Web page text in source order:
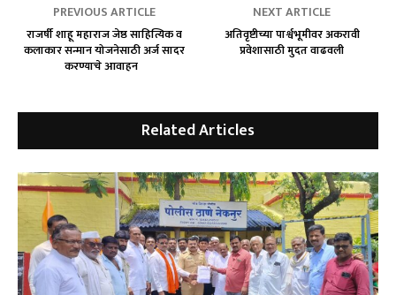
PREVIOUS ARTICLE
राजर्षी शाहू महाराज जेष्ठ साहित्यिक व
कलाकार सन्मान योजनेसाठी अर्ज सादर
करण्याचे आवाहन
NEXT ARTICLE
अतिवृष्टीच्या पार्श्वभूमीवर अकरावी
प्रवेशासाठी मुदत वाढवली
Related Articles